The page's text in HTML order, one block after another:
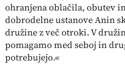
ohranjena oblačila, obutev
dobrodelne ustanove Anin
družine z več otroki. V
pomagamo med seboj in
potrebujejo.«